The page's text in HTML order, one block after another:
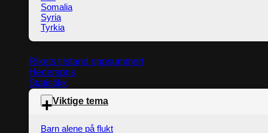
Somalia
Syria
Tyrkia
Rikets tilstand oppsummert
Hederspris
Statistikk
Viktige tema
Barn alene på flukt